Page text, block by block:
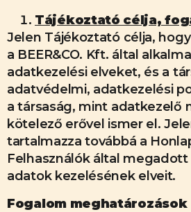
Tájékoztató célja,
Jelen Tájékoztató célja,
a BEER&CO. Kft. által
adatkezelési elveket, és a
adatvédelmi, adatkezelési
a társaság, mint adatkezelő
kötelező erővel ismer el.
tartalmazza továbbá a
Felhasználók által megadott
adatok kezelésének elveit.
Fogalom meghatározások